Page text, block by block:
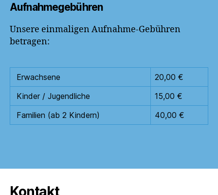
Aufnahmegebühren
Unsere einmaligen Aufnahme-Gebühren
betragen:
Erwachsene
20,00 €
Kinder / Jugendliche
15,00 €
Familien (ab 2 Kindern)
40,00 €
Kontakt